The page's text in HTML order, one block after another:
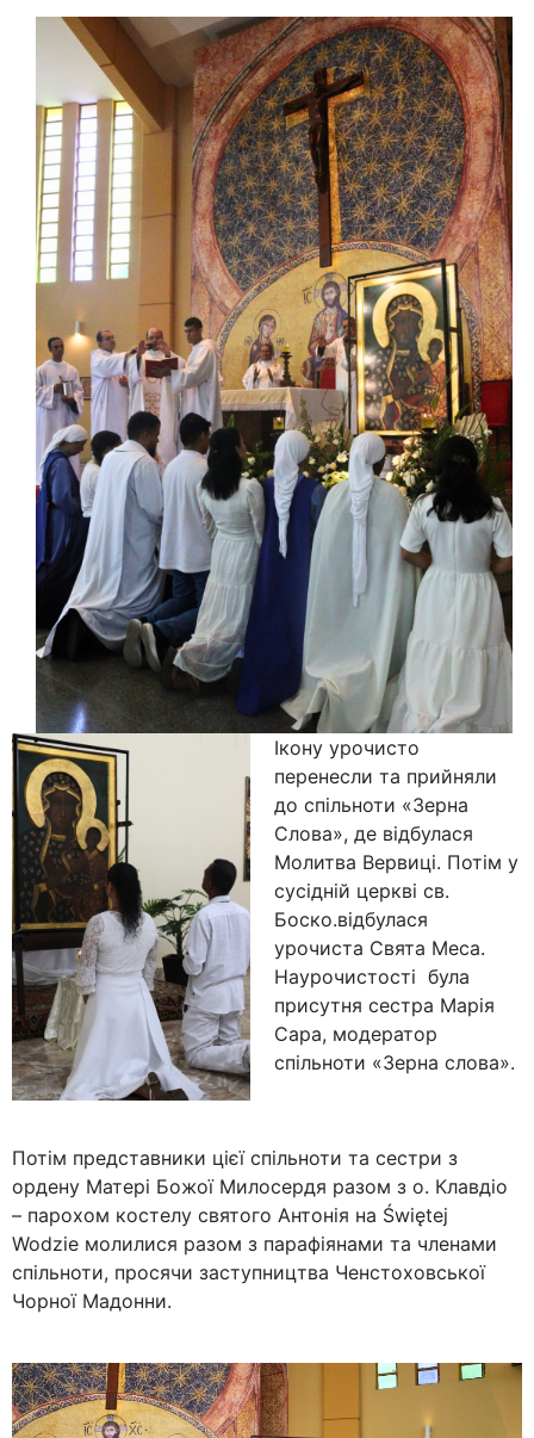
Ікону урочисто
перенесли та прийняли
до спільноти «Зерна
Слова», де відбулася
Молитва Вервиці. Потім у
сусідній церкві св.
Боско.відбулася
урочиста Свята Меса.
Наурочистості була
присутня сестра Марія
Сара, модератор
спільноти «Зерна слова».
Потім представники цієї спільноти та сестри з
ордену Матері Божої Милосердя разом з о. Клавдіо
– парохом костелу святого Антонія на Świętej
Wodzie молилися разом з парафіянами та членами
спільноти, просячи заступництва Ченстоховської
Чорної Мадонни.